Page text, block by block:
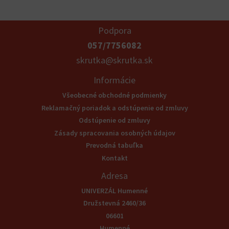
Podpora
057/7756082
skrutka@skrutka.sk
Informácie
Všeobecné obchodné podmienky
Reklamačný poriadok a odstúpenie od zmluvy
Odstúpenie od zmluvy
Zásady spracovania osobných údajov
Prevodná tabuľka
Kontakt
Adresa
UNIVERZÁL Humenné
Družstevná 2460/36
06601